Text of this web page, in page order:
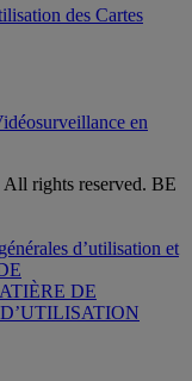
des Cartes
en
rights reserved. BE
d’utilisation et
DE